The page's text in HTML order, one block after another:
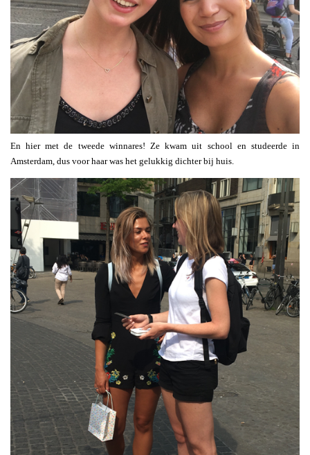
En hier met de tweede winnares! Ze kwam uit school en studeerde in
Amsterdam, dus voor haar was het gelukkig dichter bij huis.